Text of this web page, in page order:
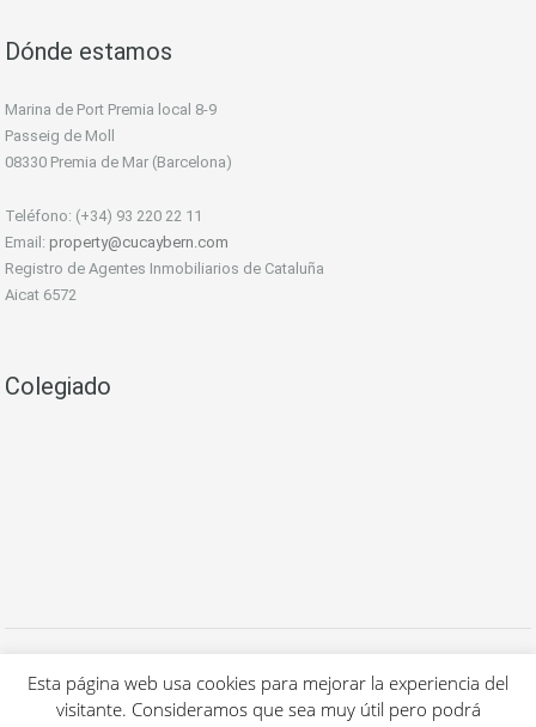
Dónde estamos
Marina de Port Premia local 8-9
Passeig de Moll
08330 Premia de Mar (Barcelona)
Teléfono: (+34) 93 220 22 11
Email: property@cucaybern.com
Registro de Agentes Inmobiliarios de Cataluña
Aicat 6572
Colegiado
Política de cookies.
Renovación & mantenimientoIDYMA Websolutions (Barcelona)
Esta página web usa cookies para mejorar la experiencia del
visitante. Consideramos que sea muy útil pero podrá